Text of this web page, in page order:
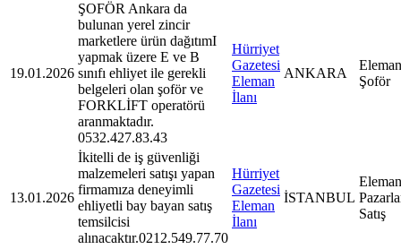
19.01.2026
ŞOFÖR Ankara da
bulunan yerel zincir
marketlere ürün dağıtımI
yapmak üzere E ve B
sınıfı ehliyet ile gerekli
belgeleri olan şoför ve
FORKLİFT operatörü
aranmaktadır.
0532.427.83.43
Hürriyet
Gazetesi
Eleman
İlanı
ANKARA
Şoför
13.01.2026
İkitelli de iş güvenliği
malzemeleri satışı yapan
firmamıza deneyimli
ehliyetli bay bayan satış
temsilcisi
alınacaktır.0212.549.77.70
Hürriyet
Gazetesi
Eleman
İlanı
İSTANBUL
Satış